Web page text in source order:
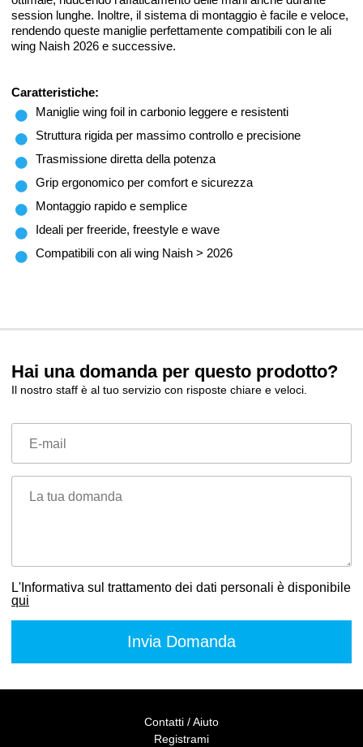
session lunghe. Inoltre, il sistema di montaggio è facile e veloce,
rendendo queste maniglie perfettamente compatibili con le ali
wing Naish 2026 e successive.
Caratteristiche:
Maniglie wing foil in carbonio leggere e resistenti
Struttura rigida per massimo controllo e precisione
Trasmissione diretta della potenza
Grip ergonomico per comfort e sicurezza
Montaggio rapido e semplice
Ideali per freeride, freestyle e wave
Compatibili con ali wing Naish > 2026
Hai una domanda per questo prodotto?
Il nostro staff è al tuo servizio con risposte chiare e veloci.
E-mail
La tua domanda
L'Informativa sul trattamento dei dati personali è disponibile
qui
Contatti / Aiuto
Registrami